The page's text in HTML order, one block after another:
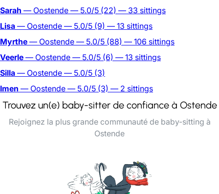
Sarah — Oostende — 5.0/5 (22) — 33 sittings
Lisa — Oostende — 5.0/5 (9) — 13 sittings
Myrthe — Oostende — 5.0/5 (88) — 106 sittings
Veerle — Oostende — 5.0/5 (6) — 13 sittings
Silla — Oostende — 5.0/5 (3)
Imen — Oostende — 5.0/5 (3) — 2 sittings
Trouvez un(e) baby-sitter de confiance à Ostende
Rejoignez la plus grande communauté de baby-sitting à
Ostende